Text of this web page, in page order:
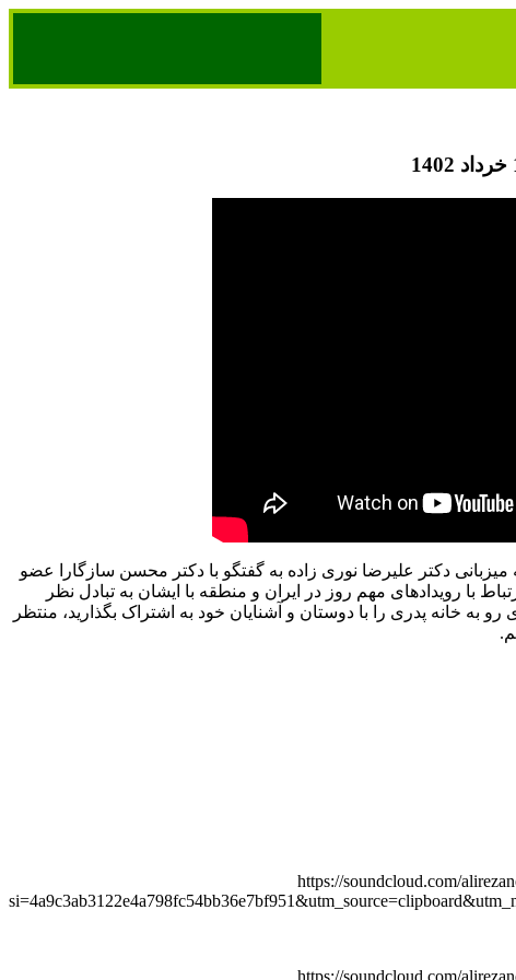
میزبانی دکتر علیرضا نوری زاده به گفتگو با دکتر محسن سازگارا عضو
با رویدادهای مهم روز در ایران و منطقه با ایشان به تبادل نظر
رو به خانه پدری را با دوستان و آشنایان خود به اشتراک بگذارید، منتظر
https://soundcloud.com/